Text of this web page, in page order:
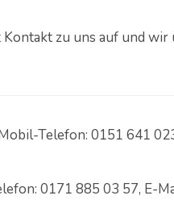
zu uns auf und
Telefon: 0151 641
0171 885 03 57, E-